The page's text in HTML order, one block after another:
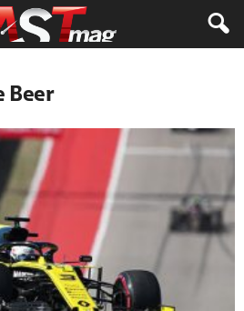
Beer